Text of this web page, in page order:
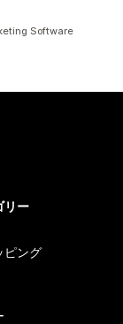
Software
リー
ピング